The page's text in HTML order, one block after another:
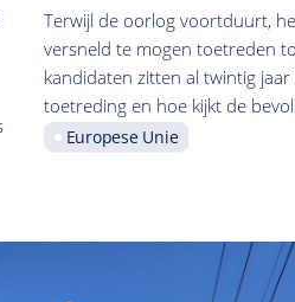
Terwijl de oorlog voortduurt,
versneld te mogen toetreden
kandidaten zitten al twintig
toetreding en hoe kijkt de
Europese Unie